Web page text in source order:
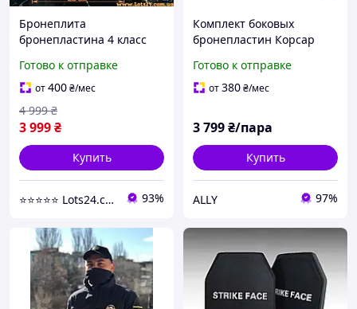
Бронеплита
бронепластина 4 класс
4 класс бронеплиты сталь
4 класса для бронежилета
Готово к отправке
от400₴/мес
3 999₴
4 999 ₴
Купить
⭐️⭐️⭐️⭐️⭐️ Lots24.com.ua 93%
Комплект боковых
бронепластин Корсар
Готово к отправке
от380₴/мес
3 799₴/пара
Купить
ALLY 97%